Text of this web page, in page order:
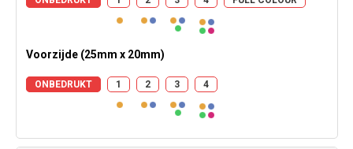
Voorzijde (25mm x 20mm)
ONBEDRUKT 1 2 3 4